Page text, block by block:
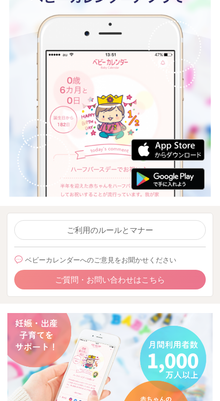
ご利用のルールとマナー
ベビーカレンダーへのご意見をお聞かせください
ご質問・お問い合わせはこちら